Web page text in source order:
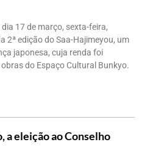
17 de março, sexta-feira,
2ª edição do Saa-Hajimeyou, um
japonesa, cuja renda foi
do Espaço Cultural Bunkyo.
a eleição ao Conselho